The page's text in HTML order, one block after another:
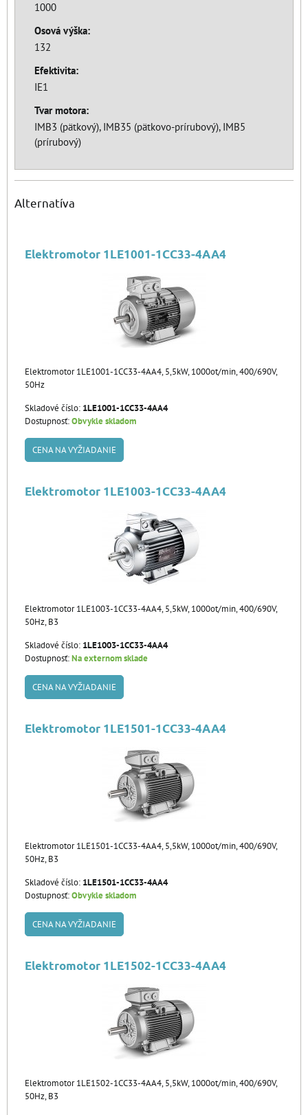
1000
Osová výška:
132
Efektivita:
IE1
Tvar motora:
IMB3 (pätkový), IMB35 (pätkovo-prírubový), IMB5
(prírubový)
Alternatíva
Elektromotor 1LE1001-1CC33-4AA4
Elektromotor 1LE1001-1CC33-4AA4, 5,5kW, 1000ot/min, 400/690V,
50Hz
Skladové číslo: 1LE1001-1CC33-4AA4
Dostupnosť:Obvykle skladom
CENA NA VYŽIADANIE
Elektromotor 1LE1003-1CC33-4AA4
Elektromotor 1LE1003-1CC33-4AA4, 5,5kW, 1000ot/min, 400/690V,
50Hz, B3
Skladové číslo: 1LE1003-1CC33-4AA4
Dostupnosť:Na externom sklade
CENA NA VYŽIADANIE
Elektromotor 1LE1501-1CC33-4AA4
Elektromotor 1LE1501-1CC33-4AA4, 5,5kW, 1000ot/min, 400/690V,
50Hz, B3
Skladové číslo: 1LE1501-1CC33-4AA4
Dostupnosť:Obvykle skladom
CENA NA VYŽIADANIE
Elektromotor 1LE1502-1CC33-4AA4
Elektromotor 1LE1502-1CC33-4AA4, 5,5kW, 1000ot/min, 400/690V,
50Hz, B3